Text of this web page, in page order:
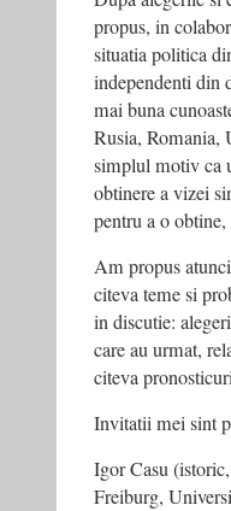
propus, in
situatia politica
independenti din
mai buna
Rusia, Romania,
simplul motiv ca
obtinere a vizei
pentru a o
Am propus
citeva teme si
in discutie:
care au urmat,
citeva
Invitatii mei sint
Igor Casu
Freiburg,